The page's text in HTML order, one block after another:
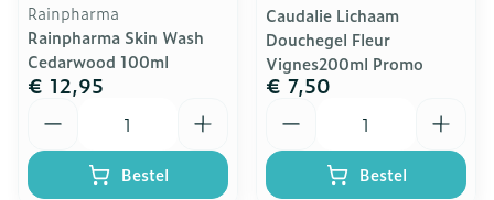
Rainpharma
Rainpharma Skin Wash
Cedarwood 100ml
€ 12,95
Bestel
Caudalie Lichaam
Douchegel Fleur
Vignes200ml Promo
€ 7,50
Bestel